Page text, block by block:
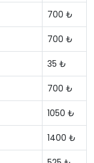
700 ₺
700 ₺
35 ₺
700 ₺
1050 ₺
1400 ₺